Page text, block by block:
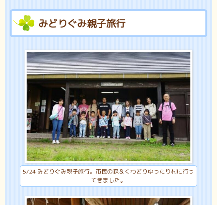
みどりぐみ親子旅行
5/24 みどりぐみ親子旅行。市民の森＆くわどりゆったり村に行っ
てきました。